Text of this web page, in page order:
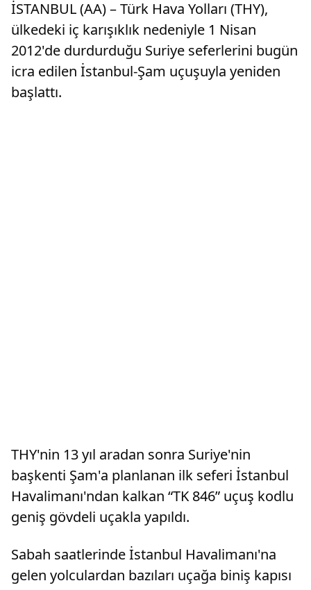
İSTANBUL (AA) – Türk Hava Yolları (THY),
ülkedeki iç karışıklık nedeniyle 1 Nisan
2012'de durdurduğu Suriye seferlerini bugün
icra edilen İstanbul-Şam uçuşuyla yeniden
başlattı.
THY'nin 13 yıl aradan sonra Suriye'nin
başkenti Şam'a planlanan ilk seferi İstanbul
Havalimanı'ndan kalkan “TK 846” uçuş kodlu
geniş gövdeli uçakla yapıldı.
Sabah saatlerinde İstanbul Havalimanı'na
gelen yolculardan bazıları uçağa biniş kapısı